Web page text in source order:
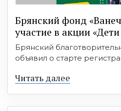
Брянский фонд
участие в акции
Брянский
объявил о старте
Читать далее